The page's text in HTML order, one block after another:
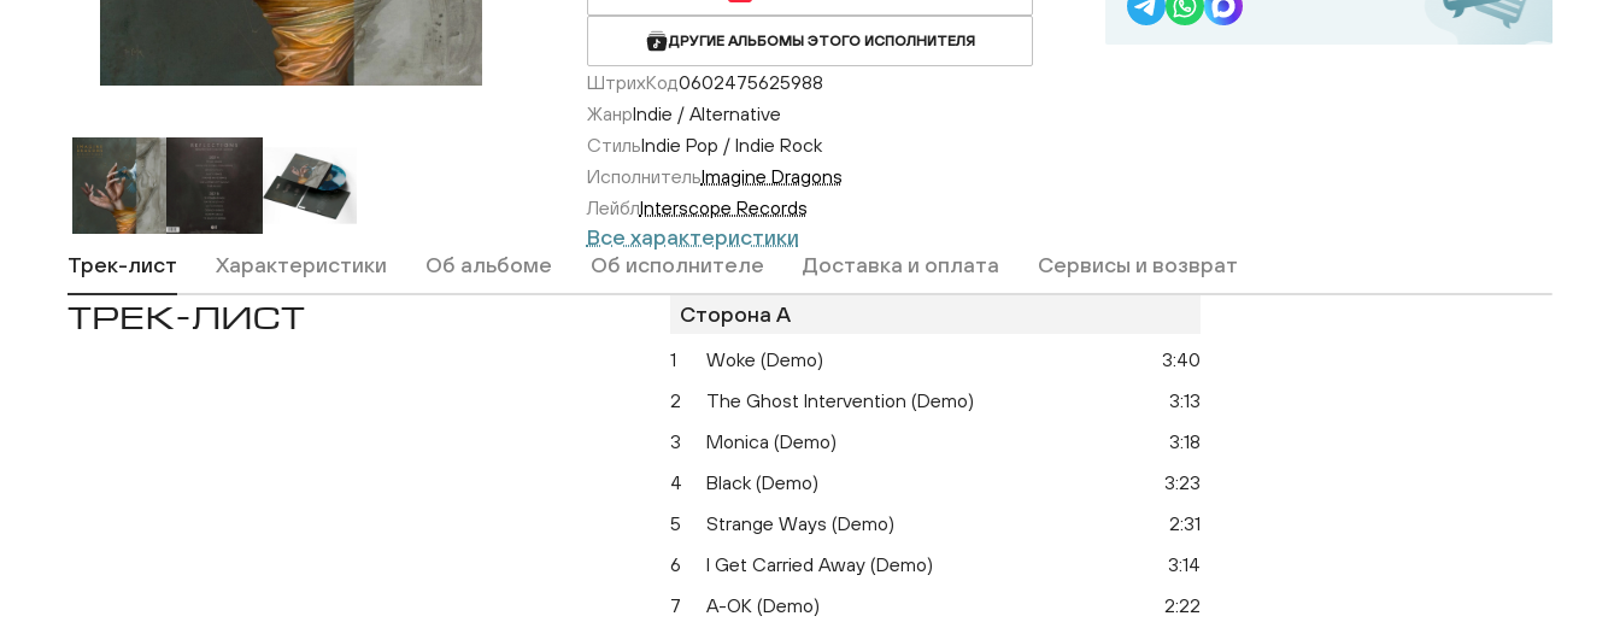
ДРУГИЕ АЛЬБОМЫ ЭТОГО ИСПОЛНИТЕЛЯ
ШтрихКод0602475625988
ЖанрIndie / Alternative
СтильIndie Pop / Indie Rock
ИсполнительImagine Dragons
ЛейблInterscope Records
Все характеристики
Трек-лист Характеристики Об альбоме Об исполнителе Доставка и оплата Сервисы и возврат
ТРЕК-ЛИСТ Сторона A
1 Woke (Demo)
3:40
2
The Ghost Intervention (Demo)
3:13
3
Monica (Demo)
3:18
4
Black (Demo)
3:23
5
Strange Ways (Demo)
2:31
6
I Get Carried Away (Demo)
3:14
7
A-OK (Demo) 2:22